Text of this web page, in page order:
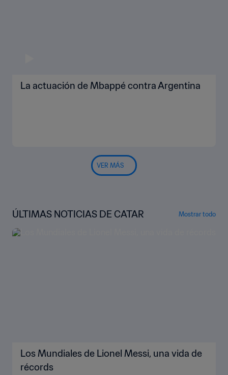
La actuación de Mbappé contra Argentina
VER MÁS
ÚLTIMAS NOTICIAS DE CATAR Mostrar todo
Los Mundiales de Lionel Messi, una vida de
récords